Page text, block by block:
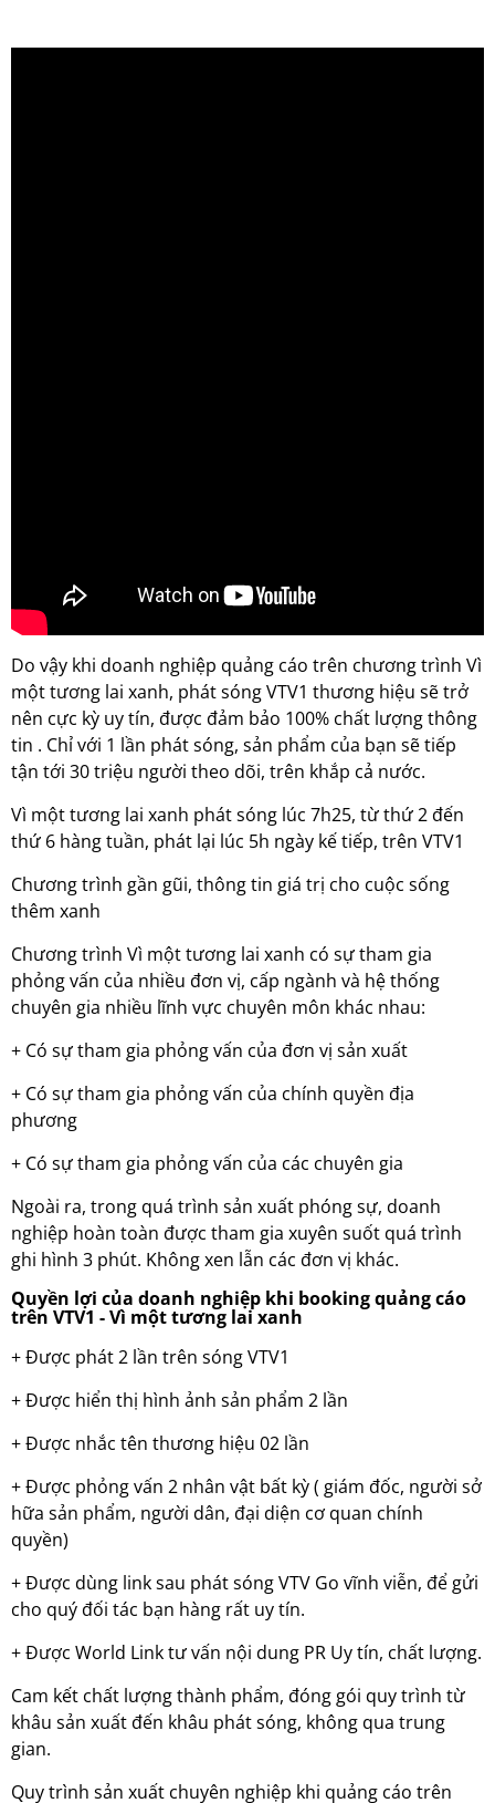
Do vậy khi doanh nghiệp quảng cáo trên chương trình Vì
một tương lai xanh, phát sóng VTV1 thương hiệu sẽ trở
nên cực kỳ uy tín, được đảm bảo 100% chất lượng thông
tin . Chỉ với 1 lần phát sóng, sản phẩm của bạn sẽ tiếp
tận tới 30 triệu người theo dõi, trên khắp cả nước.
Vì một tương lai xanh phát sóng lúc 7h25, từ thứ 2 đến
thứ 6 hàng tuần, phát lại lúc 5h ngày kế tiếp, trên VTV1
Chương trình gần gũi, thông tin giá trị cho cuộc sống
thêm xanh
Chương trình Vì một tương lai xanh có sự tham gia
phỏng vấn của nhiều đơn vị, cấp ngành và hệ thống
chuyên gia nhiều lĩnh vực chuyên môn khác nhau:
+ Có sự tham gia phỏng vấn của đơn vị sản xuất
+ Có sự tham gia phỏng vấn của chính quyền địa
phương
+ Có sự tham gia phỏng vấn của các chuyên gia
Ngoài ra, trong quá trình sản xuất phóng sự, doanh
nghiệp hoàn toàn được tham gia xuyên suốt quá trình
ghi hình 3 phút. Không xen lẫn các đơn vị khác.
Quyền lợi của doanh nghiệp khi booking quảng cáo
trên VTV1 - Vì một tương lai xanh
+ Được phát 2 lần trên sóng VTV1
+ Được hiển thị hình ảnh sản phẩm 2 lần
+ Được nhắc tên thương hiệu 02 lần
+ Được phỏng vấn 2 nhân vật bất kỳ ( giám đốc, người sở
hữa sản phẩm, người dân, đại diện cơ quan chính
quyền)
+ Được dùng link sau phát sóng VTV Go vĩnh viễn, để gửi
cho quý đối tác bạn hàng rất uy tín.
+ Được World Link tư vấn nội dung PR Uy tín, chất lượng.
Cam kết chất lượng thành phẩm, đóng gói quy trình từ
khâu sản xuất đến khâu phát sóng, không qua trung
gian.
Quy trình sản xuất chuyên nghiệp khi quảng cáo trên